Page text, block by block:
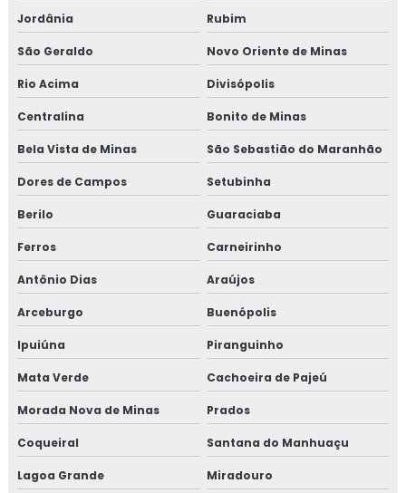
Jordânia Rubim
São Geraldo Novo Oriente de Minas
Rio Acima Divisópolis
Centralina Bonito de Minas
Bela Vista de Minas São Sebastião do Maranhão
Dores de Campos Setubinha
Berilo Guaraciaba
Ferros Carneirinho
Antônio Dias Araújos
Arceburgo Buenópolis
Ipuiúna Piranguinho
Mata Verde Cachoeira de Pajeú
Morada Nova de Minas Prados
Coqueiral Santana do Manhuaçu
Lagoa Grande Miradouro